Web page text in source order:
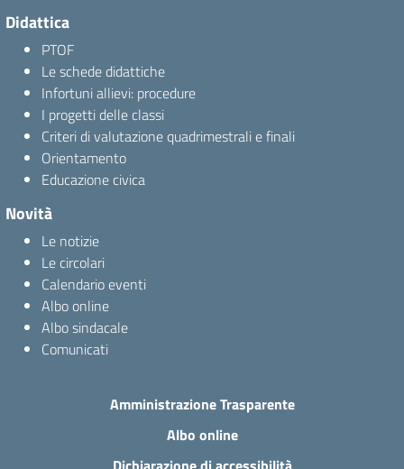
Didattica
PTOF
Le schede didattiche
Infortuni allievi: procedure
I progetti delle classi
Criteri di valutazione quadrimestrali e finali
Orientamento
Educazione civica
Novità
Le notizie
Le circolari
Calendario eventi
Albo online
Albo sindacale
Comunicati
Amministrazione Trasparente
Albo online